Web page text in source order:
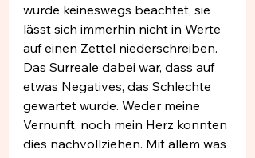
wurde keineswegs beachtet, sie
lässt sich immerhin nicht in Werte
auf einen Zettel niederschreiben.
Das Surreale dabei war, dass auf
etwas Negatives, das Schlechte
gewartet wurde. Weder meine
Vernunft, noch mein Herz konnten
dies nachvollziehen. Mit allem was